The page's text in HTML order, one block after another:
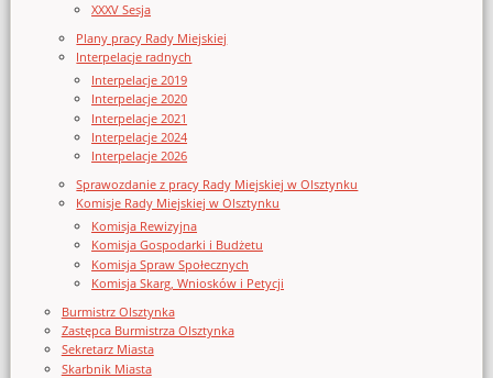
XXXV Sesja
Plany pracy Rady Miejskiej
Interpelacje radnych
Interpelacje 2019
Interpelacje 2020
Interpelacje 2021
Interpelacje 2024
Interpelacje 2026
Sprawozdanie z pracy Rady Miejskiej w Olsztynku
Komisje Rady Miejskiej w Olsztynku
Komisja Rewizyjna
Komisja Gospodarki i Budżetu
Komisja Spraw Społecznych
Komisja Skarg, Wniosków i Petycji
Burmistrz Olsztynka
Zastępca Burmistrza Olsztynka
Sekretarz Miasta
Skarbnik Miasta